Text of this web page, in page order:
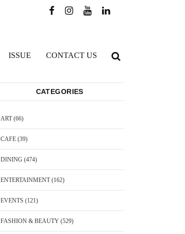
ISSUE CONTACT US
CATEGORIES
ART(66)
CAFE(39)
DINING (474)
ENTERTAINMENT(162)
EVENTS (121)
FASHION & BEAUTY(529)